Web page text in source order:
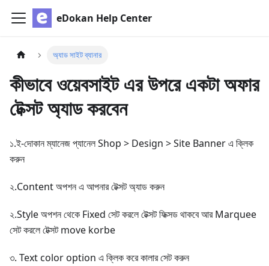
eDokan Help Center
অ্যাড সাইট ব্যানার
কীভাবে ওয়েবসাইট এর উপরে একটা অফার
টেক্সট অ্যাড করবেন
১.ই-দোকান ম্যানেজ প্যানেল Shop > Design > Site Banner এ ক্লিক
করুন
২.Content অপশন এ আপনার টেক্সট অ্যাড করুন
২.Style অপশন থেকে Fixed সেট করলে টেক্সট ফিক্সড থাকবে আর Marquee
সেট করলে টেক্সট move korbe
৩. Text color option এ ক্লিক করে কালার সেট করুন